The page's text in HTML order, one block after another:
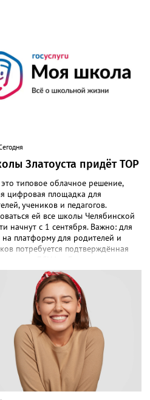
Златоуста придёт ТОР
типовое облачное решение,
цифровая площадка для
учеников и педагогов.
ей все школы Челябинской
начнут с 1 сентября. Важно: для
на платформу для родителей и
потребуется подтверждённая
управление
процессами и
разрозненные школьные
в одну безопасную
экосистему, - сообщили
министерстве
- Платформа ТОР “Моя
объединит все школьные сервисы
безопасную государственную
Предполагается, что переход
максимально комфортно для
Привычные функции -